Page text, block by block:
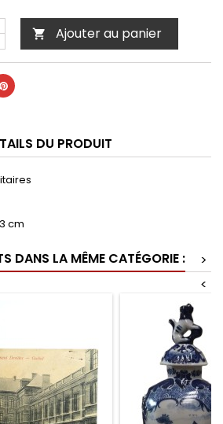
 Ajouter au panier
DU PRODUIT
cm
DANS LA MÊME CATÉGORIE :
>
<